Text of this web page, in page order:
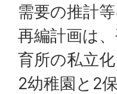
需要の推計
再編計画は
育所の私立
2幼稚園と2